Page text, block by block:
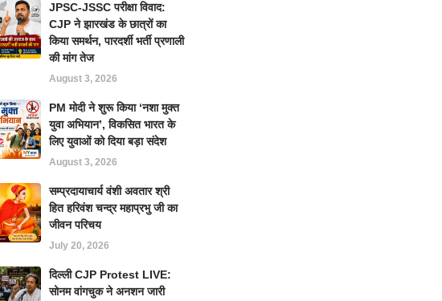
JPSC-JSSC परीक्षा विवाद:
CJP ने झारखंड के छात्रों का
किया समर्थन, पारदर्शी भर्ती प्रणाली
की मांग तेज
August 3, 2026
PM मोदी ने शुरू किया ‘नशा मुक्त
युवा अभियान’, विकसित भारत के
लिए युवाओं को दिया बड़ा संदेश
August 3, 2026
सम्प्रदायाचार्य वंशी अवतार श्री
हित हरिवंश चन्द्र महाप्रभु जी का
जीवन परिचय
July 20, 2026
दिल्ली CJP Protest LIVE:
सोनम वांगचुक ने अनशन जारी